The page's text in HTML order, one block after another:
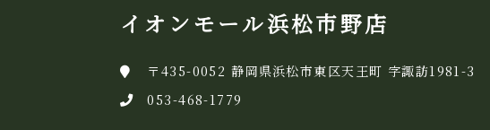
イオンモール浜松市野店
〒435-0052 静岡県浜松市東区天王町 字諏訪1981-3
053-468-1779